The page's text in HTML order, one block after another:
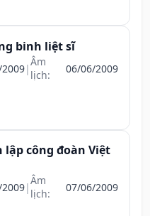
binh liệt sĩ
|Âm
lịch:
06/06/2009
lập công đoàn Việt
|Âm
lịch:
07/06/2009